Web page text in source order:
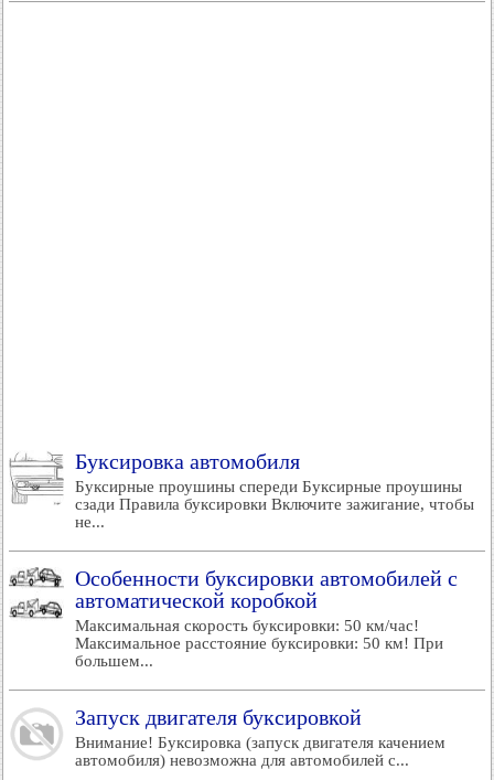
Буксировка автомобиля
Буксирные проушины спереди Буксирные проушины
сзади Правила буксировки Включите зажигание, чтобы
не...
Особенности буксировки автомобилей с
автоматической коробкой
Максимальная скорость буксировки: 50 км/час!
Максимальное расстояние буксировки: 50 км! При
большем...
Запуск двигателя буксировкой
Внимание! Буксировка (запуск двигателя качением
автомобиля) невозможна для автомобилей с...